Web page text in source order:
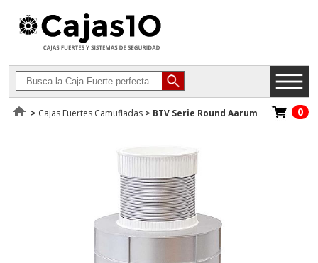
> Cajas Fuertes Camufladas > BTV Serie Round Aarum 0